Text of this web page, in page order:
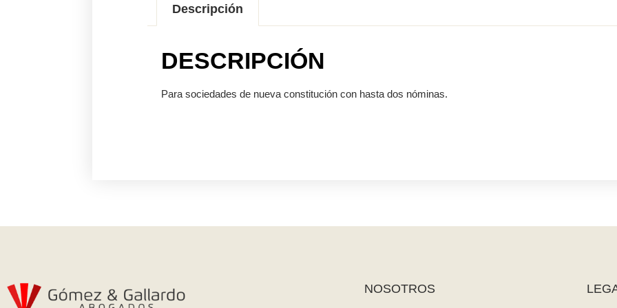
Descripción
DESCRIPCIÓN
Para sociedades de nueva constitución con hasta dos nóminas.
NOSOTROS